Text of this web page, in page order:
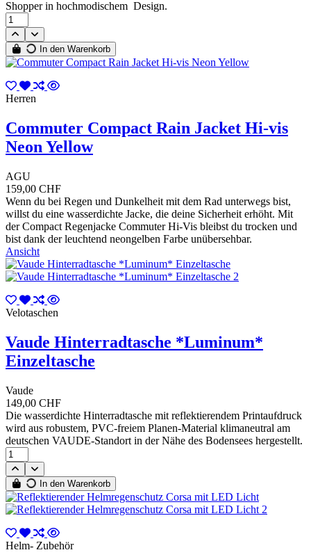
Shopper in hochmodischem Design.
In den Warenkorb
Herren
Commuter Compact Rain Jacket Hi-vis
Neon Yellow
AGU
159,00 CHF
Wenn du bei Regen und Dunkelheit mit dem Rad unterwegs bist,
willst du eine wasserdichte Jacke, die deine Sicherheit erhöht. Mit
der Compact Regenjacke Commuter Hi-Vis bleibst du trocken und
bist dank der leuchtend neongelben Farbe unübersehbar.
Ansicht
Velotaschen
Vaude Hinterradtasche *Luminum*
Einzeltasche
Vaude
149,00 CHF
Die wasserdichte Hinterradtasche mit reflektierendem Printaufdruck
wird aus robustem, PVC-freiem Planen-Material klimaneutral am
deutschen VAUDE-Standort in der Nähe des Bodensees hergestellt.
In den Warenkorb
Helm- Zubehör